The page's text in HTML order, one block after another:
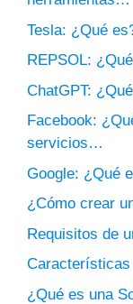
Tesla: ¿Qué
REPSOL:
ChatGPT:
Facebook:
servicios…
Google: ¿Qué
¿Cómo crear
Requisitos de
Características
¿Qué es una